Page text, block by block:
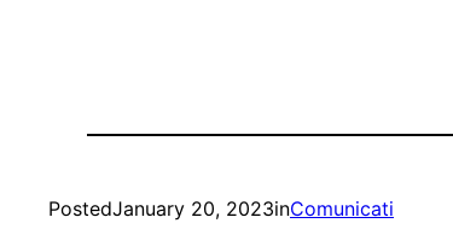
PostedJanuary 20, 2023inComunicati